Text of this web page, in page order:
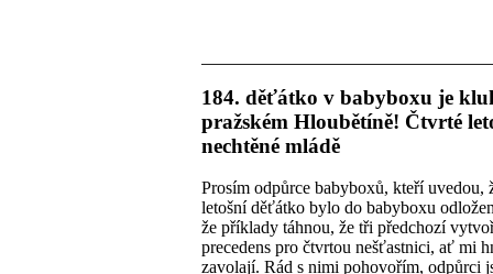
184. děťátko v babyboxu je
pražském Hloubětíně! Čtvrté
nechtěné mládě
Prosím odpůrce babyboxů, kteří uvedou,
letošní děťátko bylo do babyboxu
že příklady táhnou, že tři předchozí
precedens pro čtvrtou nešťastnici, ať mi
zavolají. Rád s nimi pohovořím, odpůrci